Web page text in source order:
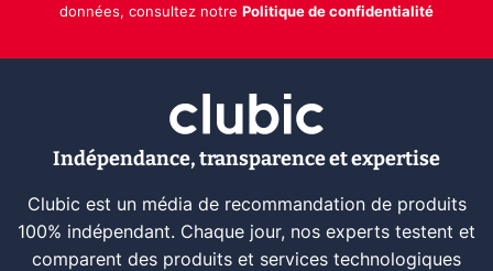
données, consultez notre Politique de confidentialité
Indépendance, transparence et expertise
Clubic est un média de recommandation de produits
100% indépendant. Chaque jour, nos experts testent et
comparent des produits et services technologiques